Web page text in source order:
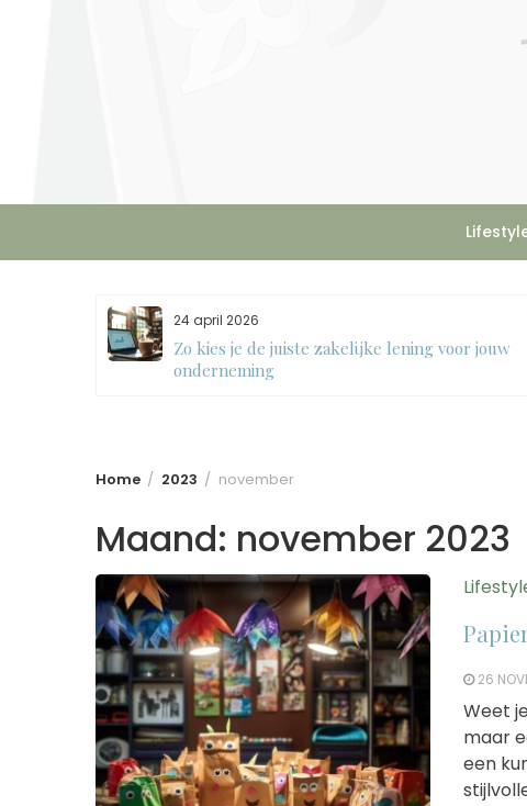
24 april 2026
Zo kies je de juiste zakelijke lening voor jouw
onderneming
Home 2023 november
Maand: november 2023
26
Weet
maar
een